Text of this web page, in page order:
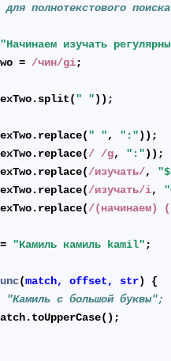
полнотекстового
"Начинаем изучать
= /чин/gi;
" "));
" ", ":"));
/ /g, ":"));
/изучать/,
/изучать/i,
/(начинаем)
"Камиль камиль kamil" ;
(match, offset, str) {
с большой буквы";